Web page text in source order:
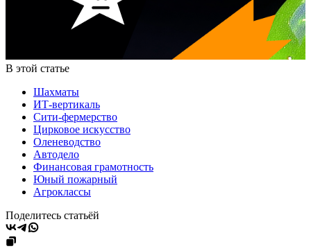
В этой статье
Шахматы
ИТ-вертикаль
Сити-фермерство
Цирковое искусство
Оленеводство
Автодело
Финансовая грамотность
Юный пожарный
Агроклассы
Поделитесь статьёй